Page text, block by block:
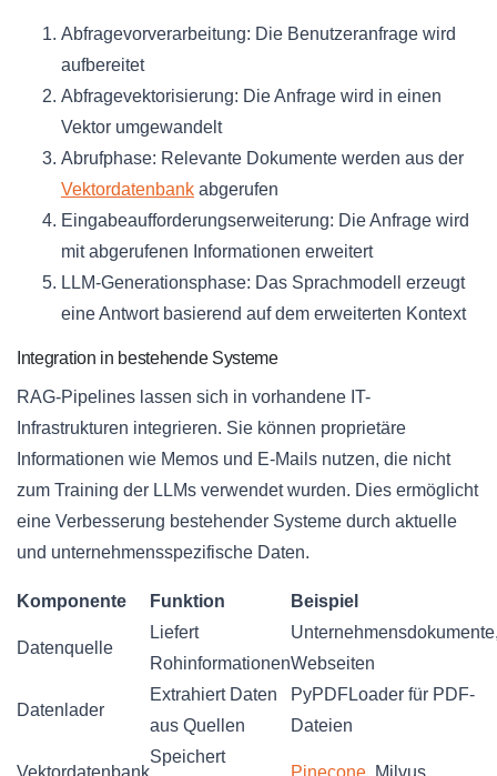
Abfragevorverarbeitung: Die Benutzeranfrage wird
aufbereitet
Abfragevektorisierung: Die Anfrage wird in einen
Vektor umgewandelt
Abrufphase: Relevante Dokumente werden aus der
Vektordatenbank abgerufen
Eingabeaufforderungserweiterung: Die Anfrage wird
mit abgerufenen Informationen erweitert
LLM-Generationsphase: Das Sprachmodell erzeugt
eine Antwort basierend auf dem erweiterten Kontext
Integration in bestehende Systeme
RAG-Pipelines lassen sich in vorhandene IT-
Infrastrukturen integrieren. Sie können proprietäre
Informationen wie Memos und E-Mails nutzen, die nicht
zum Training der LLMs verwendet wurden. Dies ermöglicht
eine Verbesserung bestehender Systeme durch aktuelle
und unternehmensspezifische Daten.
Komponente Funktion Beispiel
Datenquelle
Liefert
RohinformationenWebseiten
Datenlader
Extrahiert Daten
aus Quellen
PyPDFLoader für PDF-
Dateien
Speichert